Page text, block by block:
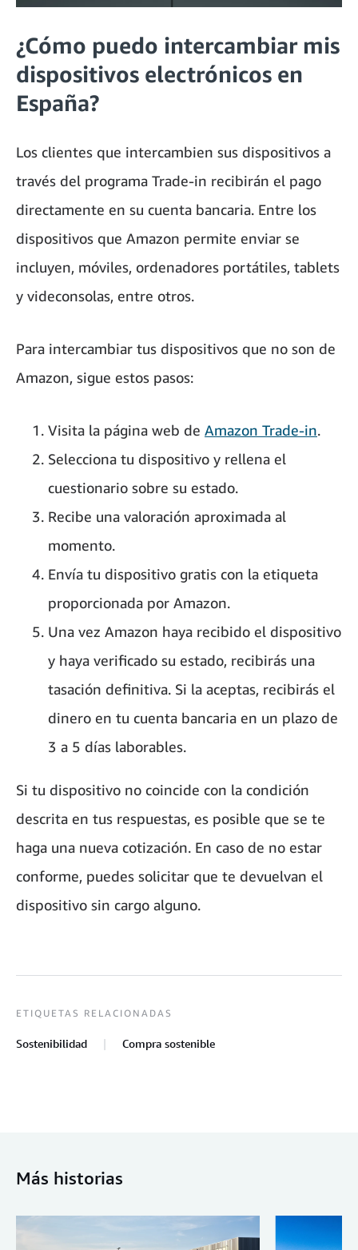
¿Cómo puedo intercambiar mis
dispositivos electrónicos en
España?
Los clientes que intercambien sus dispositivos a
través del programa Trade-in recibirán el pago
directamente en su cuenta bancaria. Entre los
dispositivos que Amazon permite enviar se
incluyen, móviles, ordenadores portátiles, tablets
y videconsolas, entre otros.
Para intercambiar tus dispositivos que no son de
Amazon, sigue estos pasos:
Visita la página web de Amazon Trade-in.
Selecciona tu dispositivo y rellena el
cuestionario sobre su estado.
Recibe una valoración aproximada al
momento.
Envía tu dispositivo gratis con la etiqueta
proporcionada por Amazon.
Una vez Amazon haya recibido el dispositivo
y haya verificado su estado, recibirás una
tasación definitiva. Si la aceptas, recibirás el
dinero en tu cuenta bancaria en un plazo de
3 a 5 días laborables.
Si tu dispositivo no coincide con la condición
descrita en tus respuestas, es posible que se te
haga una nueva cotización. En caso de no estar
conforme, puedes solicitar que te devuelvan el
dispositivo sin cargo alguno.
ETIQUETAS RELACIONADAS
Sostenibilidad Compra sostenible
Más historias